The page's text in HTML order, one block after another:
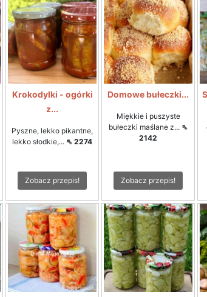
Krokodylki - ogórki
z...
Pyszne, lekko pikantne,
lekko słodkie,... ⇖ 2274
Zobacz przepis!
Domowe bułeczki...
Miękkie i puszyste
bułeczki maślane z... ⇖
2142
Zobacz przepis!